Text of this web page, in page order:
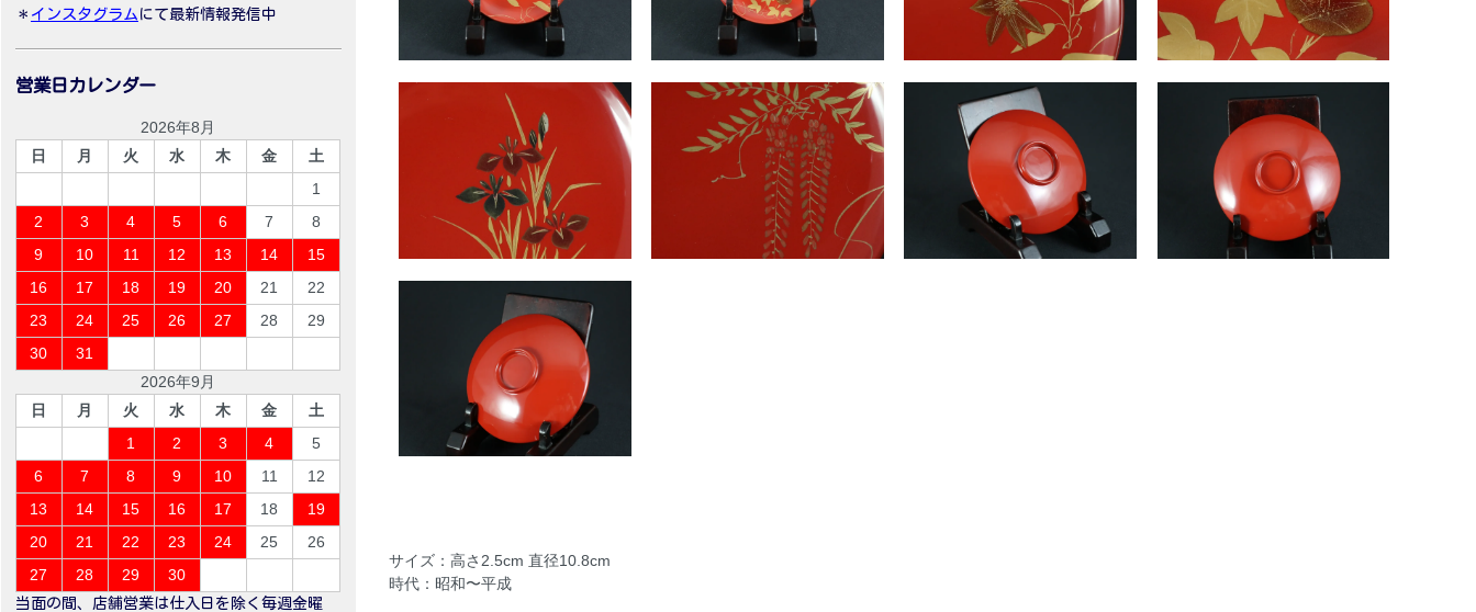
サイズ：高さ2.5cm 直径10.8cm
時代：昭和〜平成
＊ インスタグラム にて最新情報発信中
営業日カレンダー
2026年8月
日
月 火 水 木 金
土
1
2
3 4 5 6 7
8
9
10 11 12 13 14
15
16
17 18 19 20 21
22
23
24 25 26 27 28
29
30
31
2026年9月
日
月 火 水 木 金
土
1
2 3 4
5
6
7 8 9 10 11
12
13
14 15 16 17 18
19
20
21 22 23 24 25
26
27
28 29 30
当面の間、店舗営業は仕入日を除く毎週金曜